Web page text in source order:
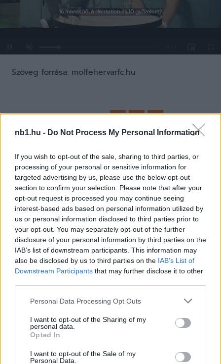
nb1.hu - Do Not Process My Personal Information
If you wish to opt-out of the sale, sharing to third parties, or
processing of your personal or sensitive information for
targeted advertising by us, please use the below opt-out
section to confirm your selection. Please note that after your
opt-out request is processed you may continue seeing
interest-based ads based on personal information utilized by
us or personal information disclosed to third parties prior to
your opt-out. You may separately opt-out of the further
disclosure of your personal information by third parties on the
IAB’s list of downstream participants. This information may
also be disclosed by us to third parties on the IAB’s List of
Downstream Participants that may further disclose it to other
Please note that this website/app uses one or more Google
not limited to your visit or usage behaviour. You may click to
grant or deny consent to Google and its third-party tags to
use your data for below specified purposes in below Google
consent section.
Personal Data Processing Opt Outs
I want to opt-out of the Sharing of my
personal data.
Opted In
I want to opt-out of the Sale of my
Personal Data.
0%
Szöveg forrása: molfehervarfc.hu
KAPCSOLÓDÓ HÍREK
Hírek
MLSZ módosította a hétvégi forduló programját az
Az NB I-et, az NB II-t és az NB III-at is érinti a hétfői döntés.